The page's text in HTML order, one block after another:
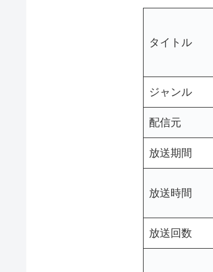
タイトル
ジャンル
配信元
放送期間
放送時間
放送回数